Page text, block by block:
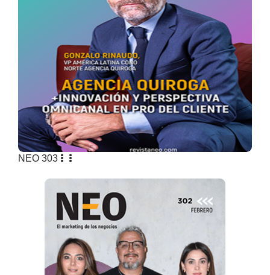
NEO 303